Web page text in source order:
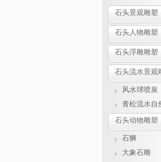
石头景观雕塑
石头人物雕塑
石头浮雕雕塑
石头流水景观
风水球喷泉
青松流水自
石头动物雕塑
石狮
大象石雕